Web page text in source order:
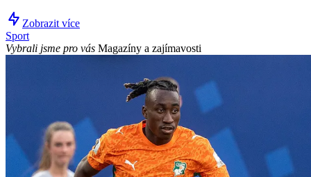
Zobrazit více
Sport
Vybrali jsme pro vás Magazíny a zajímavosti